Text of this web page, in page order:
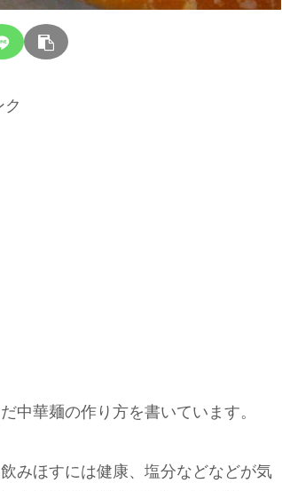
ク
中華麺の作り方を書いています。
みほすには健康、塩分などなどが気